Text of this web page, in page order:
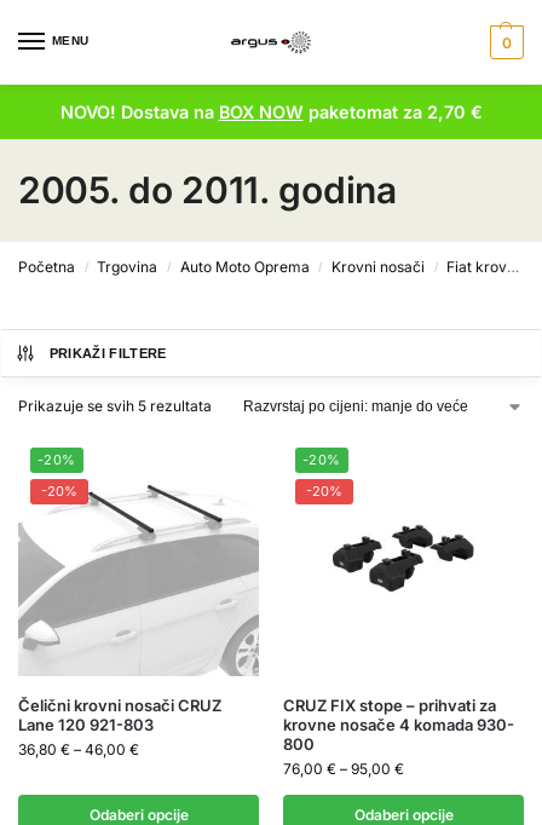
MENU 0
NOVO! Dostava na BOX NOWpaketomat za 2,70 €
2005. do 2011. godina
Početna / Trgovina / Auto Moto Oprema / Krovni nosači / Fiat krovni nosači
PRIKAŽI FILTERE
Prikazuje se svih 5 rezultata
-20%
-20%
Čelični krovni nosači CRUZ
Lane 120 921-803
36,80 € – 46,00 €
Odaberi opcije
-20%
-20%
CRUZ FIX stope – prihvati za
krovne nosače 4 komada 930-
800
76,00 € – 95,00 €
Odaberi opcije